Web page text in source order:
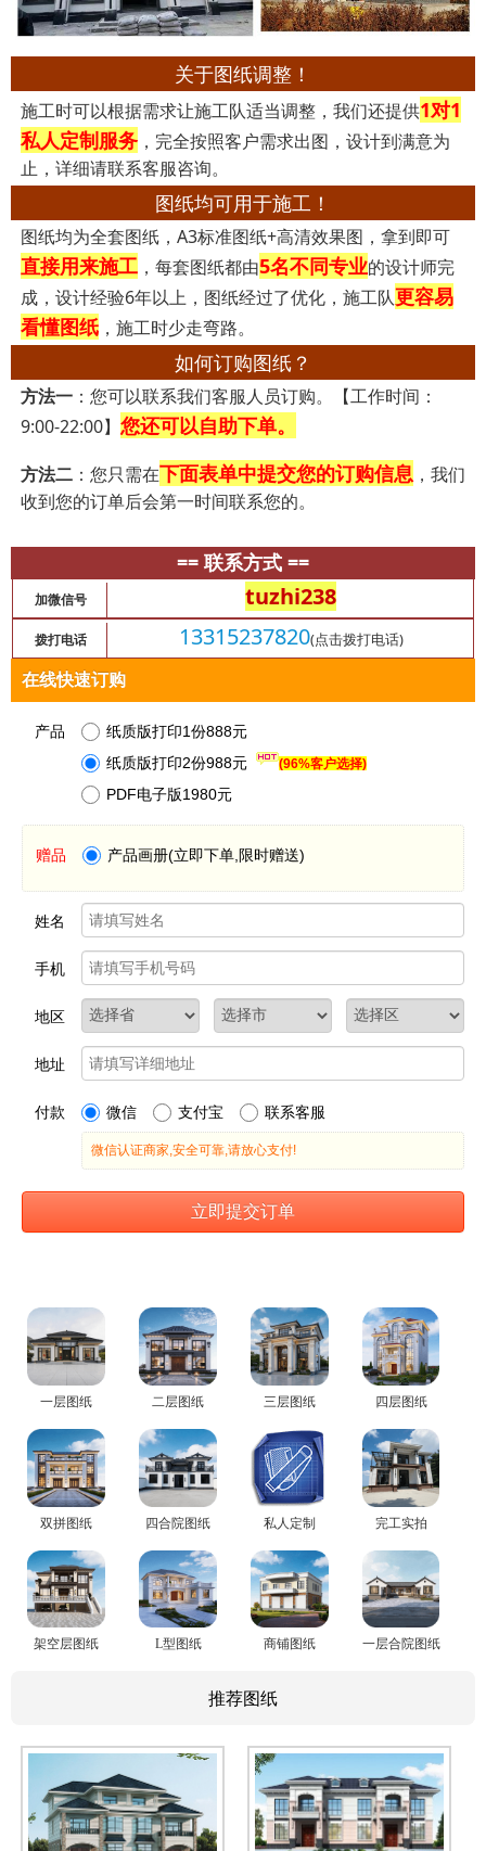
关于图纸调整！
施工时可以根据需求让施工队适当调整，我们还提供1对1
私人定制服务，完全按照客户需求出图，设计到满意为
止，详细请联系客服咨询。
图纸均可用于施工！
图纸均为全套图纸，A3标准图纸+高清效果图，拿到即可
直接用来施工，每套图纸都由5名不同专业的设计师完
成，设计经验6年以上，图纸经过了优化，施工队更容易
看懂图纸，施工时少走弯路。
如何订购图纸？
方法一：您可以联系我们客服人员订购。【工作时间：
9:00-22:00】 您还可以自助下单。
方法二：您只需在下面表单中提交您的订购信息，我们
收到您的订单后会第一时间联系您的。
== 联系方式 ==
加微信号 tuzhi238
拨打电话 13315237820(点击拨打电话)
一层图纸 二层图纸 三层图纸 四层图纸
双拼图纸 四合院图纸 私人定制 完工实拍
架空层图纸 L型图纸 商铺图纸 一层合院图纸
推荐图纸